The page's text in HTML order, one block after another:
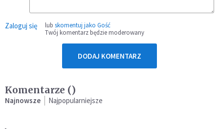
Zaloguj się lub skomentuj jako Gość
Twój komentarz będzie moderowany
DODAJ KOMENTARZ
Komentarze ()
Najnowsze Najpopularniejsze